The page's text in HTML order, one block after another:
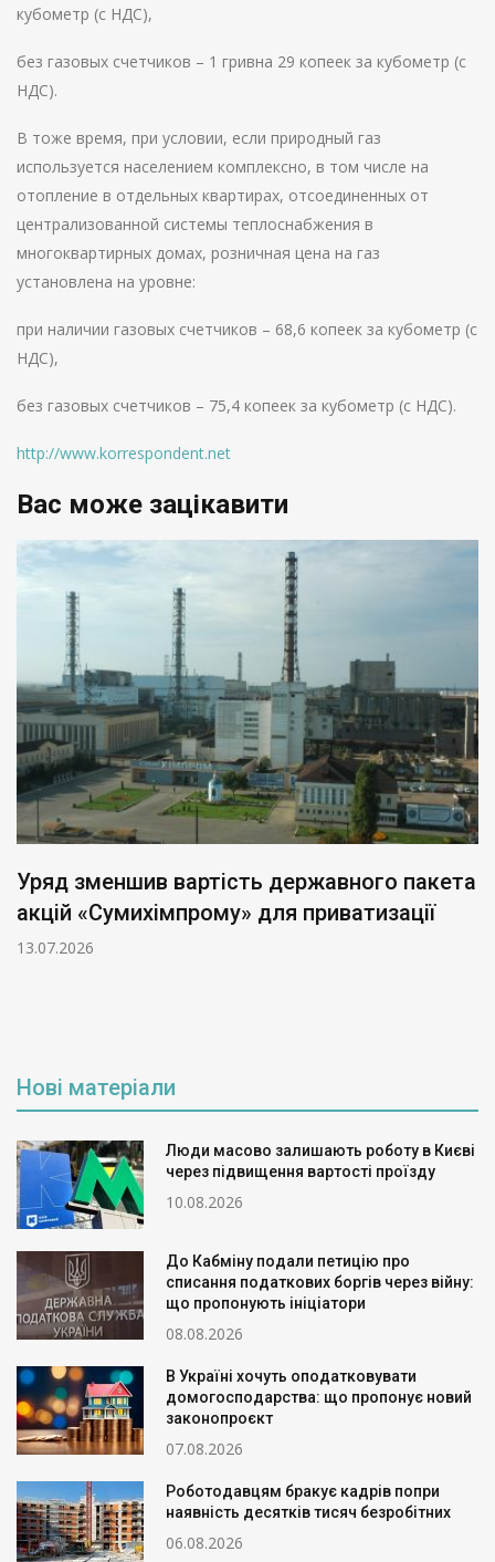
кубометр (с НДС),
без газовых счетчиков – 1 гривна 29 копеек за кубометр (с
НДС).
В тоже время, при условии, если природный газ
используется населением комплексно, в том числе на
отопление в отдельных квартирах, отсоединенных от
централизованной системы теплоснабжения в
многоквартирных домах, розничная цена на газ
установлена на уровне:
при наличии газовых счетчиков – 68,6 копеек за кубометр (с
НДС),
без газовых счетчиков – 75,4 копеек за кубометр (с НДС).
http://www.korrespondent.net
Вас може зацікавити
Уряд зменшив вартість державного пакета
акцій «Сумихімпрому» для приватизації
13.07.2026
Нові матеріали
Люди масово залишають роботу в Києві
через підвищення вартості проїзду
10.08.2026
До Кабміну подали петицію про
списання податкових боргів через війну:
що пропонують ініціатори
08.08.2026
В Україні хочуть оподатковувати
домогосподарства: що пропонує новий
законопроєкт
07.08.2026
Роботодавцям бракує кадрів попри
наявність десятків тисяч безробітних
06.08.2026